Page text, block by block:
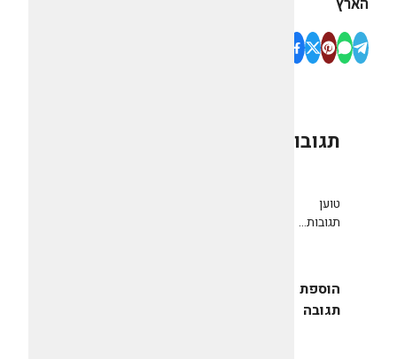
תגובות
טוען
תגובות...
הוספת
תגובה